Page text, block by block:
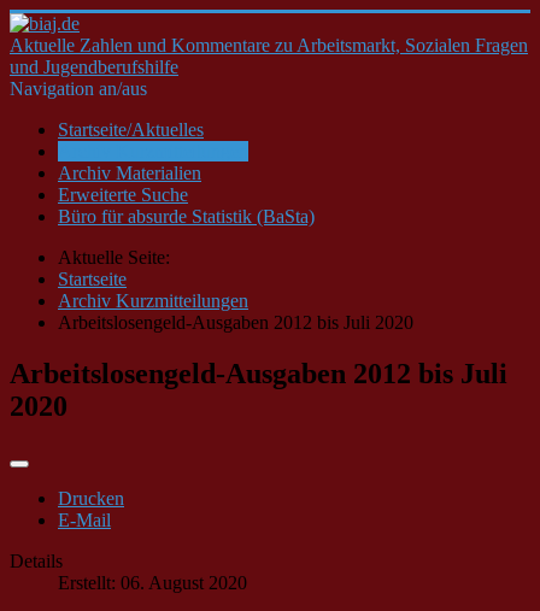
Aktuelle Zahlen und Kommentare zu Arbeitsmarkt, Sozialen Fragen
und Jugendberufshilfe
Navigation an/aus
Startseite/Aktuelles
Archiv Materialien
Erweiterte Suche
Büro für absurde Statistik (BaSta)
Aktuelle Seite:
Startseite
Archiv Kurzmitteilungen
Arbeitslosengeld-Ausgaben 2012 bis Juli 2020
Arbeitslosengeld-Ausgaben 2012 bis Juli
2020
Drucken
E-Mail
Details
Erstellt: 06. August 2020